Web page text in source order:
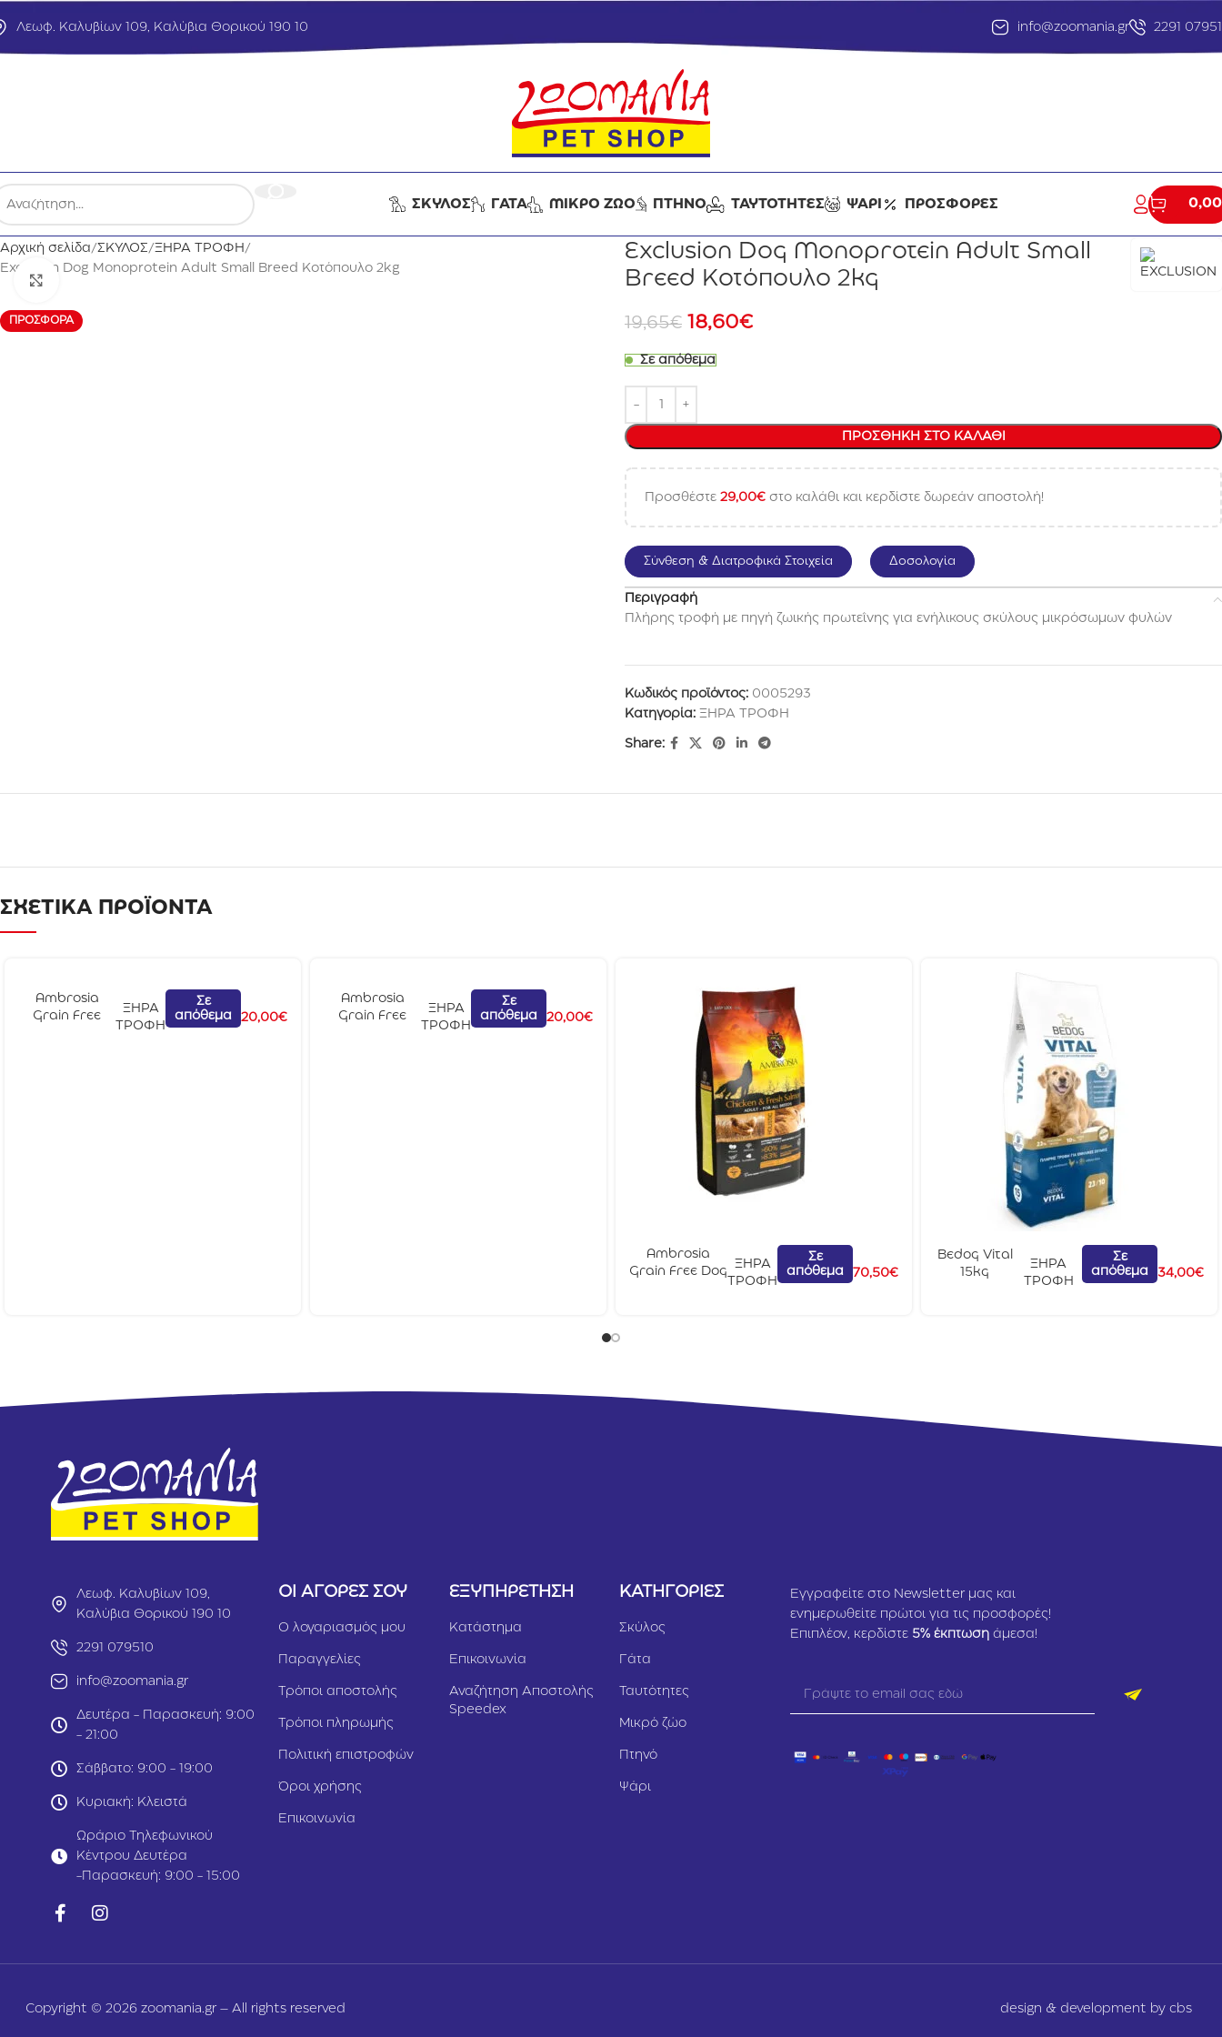
Λεωφ. Καλυβίων 109, Καλύβια Θορικού 190 10 info@zoomania.gr 2291
ΣΚΥΛΟΣ ΓΑΤΑ ΜΙΚΡΟ ΖΩΟ ΠΤΗΝΟ ΤΑΥΤΟΤΗΤΕΣ ΨΑΡΙ ΠΡΟΣΦΟΡΕΣ 0,00
Αρχική σελίδα ΣΚΥΛΟΣ
ΞΗΡΑ ΤΡΟΦΗ
Exclusion Dog Monoprotein Adult Small Breed Κοτόπουλο 2kg
ΠΡΟΣΦΟΡΆ
Exclusion Dog Monoprotein Adult Small
Breed Κοτόπουλο 2kg
19,65€ 18,60€
Σε απόθεμα
ΠΡΟΣΘΉΚΗ ΣΤΟ ΚΑΛΆΘΙ
Προσθέστε 29,00€ στο καλάθι και κερδίστε δωρεάν αποστολή!
Σύνθεση & Διατροφικά Στοιχεία Δοσολογία
Περιγραφή
Πλήρης τροφή με πηγή ζωικής πρωτεΐνης για ενήλικους σκύλους μικρόσωμων φυλών
Κωδικός προϊόντος: 0005293
Κατηγορία: ΞΗΡΑ ΤΡΟΦΗ
Share:
ΣΧΕΤΙΚΑ ΠΡΟΪΟΝΤΑ
Ambrosia
Grain Free
ΞΗΡΑ
ΤΡΟΦΗ
Σε
απόθεμα
20,00€
Ambrosia
Grain Free
ΞΗΡΑ
ΤΡΟΦΗ
Σε
απόθεμα
20,00€
Ambrosia
Grain Free Dog
ΞΗΡΑ
ΤΡΟΦΗ
Σε
απόθεμα
70,50€
Bedog Vital
15kg
ΞΗΡΑ
ΤΡΟΦΗ
Σε
απόθεμα
34,00€
Λεωφ. Καλυβίων 109,
Καλύβια Θορικού 190 10
2291 079510
info@zoomania.gr
Δευτέρα - Παρασκευή: 9:00
- 21:00
Σάββατο: 9:00 - 19:00
Κυριακή: Κλειστά
Ωράριο Τηλεφωνικού
Κέντρου Δευτέρα
-Παρασκευή: 9:00 - 15:00
ΟΙ ΑΓΟΡΕΣ ΣΟΥ
Ο λογαριασμός μου
Παραγγελίες
Τρόποι αποστολής
Τρόποι πληρωμής
Πολιτική επιστροφών
Όροι χρήσης
Επικοινωνία
ΕΞΥΠΗΡΕΤΗΣΗ
Κατάστημα
Επικοινωνία
Αναζήτηση Αποστολής
Speedex
ΚΑΤΗΓΟΡΙΕΣ
Σκύλος
Γάτα
Ταυτότητες
Μικρό ζώο
Πτηνό
Ψάρι
Εγγραφείτε στο Newsletter μας και
ενημερωθείτε πρώτοι για τις προσφορές!
Επιπλέον, κερδίστε 5% έκπτωση άμεσα!
Copyright © 2026 zoomania.gr – All rights reserved design & development by cbs